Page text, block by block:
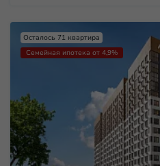
Семейная ипотека от 4,9%
Осталось 71 квартира